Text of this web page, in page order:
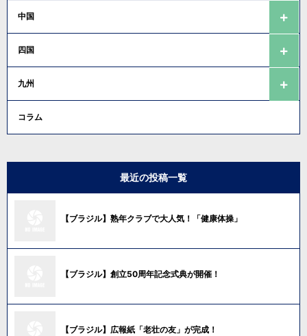
中国
四国
九州
コラム
最近の投稿一覧
【ブラジル】熟年クラブで大人気！「健康体操」
【ブラジル】創立50周年記念式典が開催！
【ブラジル】広報紙「老壮の友」が完成！